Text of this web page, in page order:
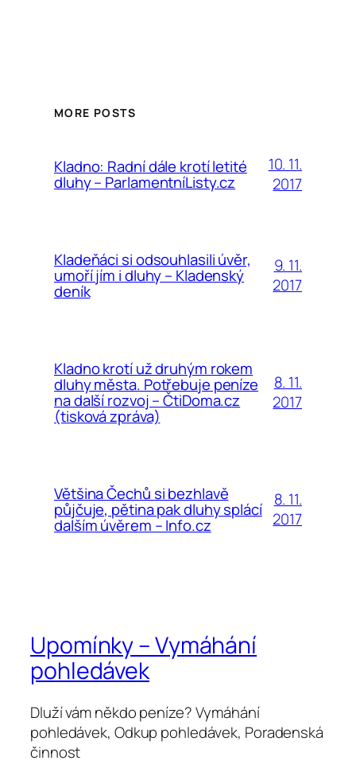
MORE POSTS
Kladno: Radní dále krotí letité
dluhy – ParlamentníListy.cz
10. 11.
2017
Kladeňáci si odsouhlasili úvěr,
umoří jím i dluhy – Kladenský
deník
9. 11.
2017
Kladno krotí už druhým rokem
dluhy města. Potřebuje peníze
na další rozvoj – ČtiDoma.cz
(tisková zpráva)
8. 11.
2017
Většina Čechů si bezhlavě
půjčuje, pětina pak dluhy splácí
dalším úvěrem – Info.cz
8. 11.
2017
Upomínky – Vymáhání
pohledávek
Dluží vám někdo peníze? Vymáhání
pohledávek, Odkup pohledávek, Poradenská
činnost